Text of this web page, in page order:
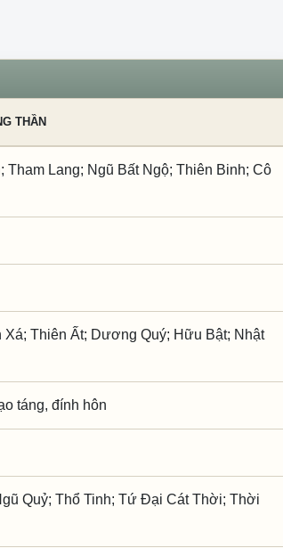
THẦN
Tham Lang; Ngũ Bất Ngộ; Thiên Binh; Cô
Thiên Ất; Dương Quý; Hữu Bật; Nhật
táng, đính hôn
Quỷ; Thổ Tinh; Tứ Đại Cát Thời; Thời